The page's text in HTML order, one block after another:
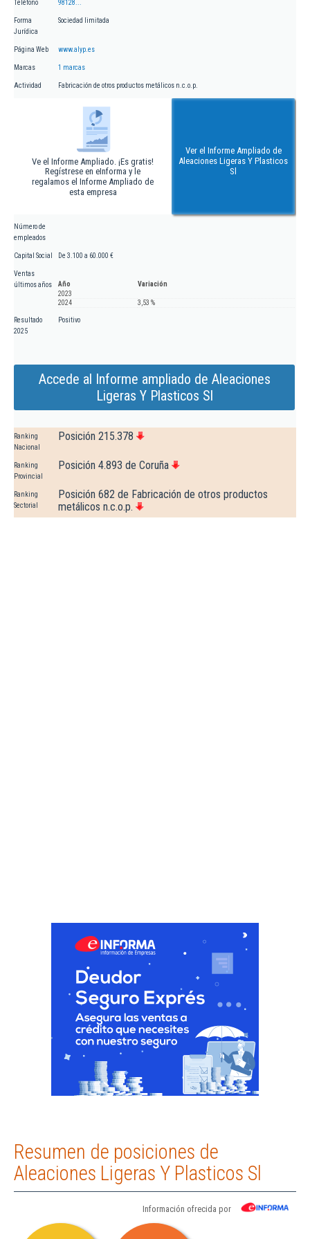
Teléfono 98128...
Forma
Jurídica
Sociedad limitada
Página Web www.alyp.es
Marcas 1 marcas
Actividad Fabricación de otros productos metálicos n.c.o.p.
Ve el Informe Ampliado. ¡Es gratis!
Regístrese en eInforma y le
regalamos el Informe Ampliado de
esta empresa
Ver el Informe Ampliado de
Aleaciones Ligeras Y Plasticos
Sl
Número de
empleados
Capital Social De 3.100 a 60.000 €
Ventas
últimos años
Año
Variación
2023
2024
3,53 %
Resultado
2025
Positivo
Accede al Informe ampliado de Aleaciones
Ligeras Y Plasticos Sl
Ranking
Nacional
Posición 215.378
Ranking
Provincial
Posición 4.893 de Coruña
Ranking
Sectorial
Posición 682 de Fabricación de otros productos
metálicos n.c.o.p.
Resumen de posiciones de
Aleaciones Ligeras Y Plasticos Sl
Información ofrecida por